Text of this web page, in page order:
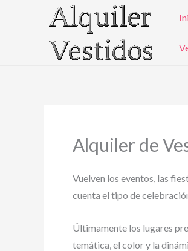
Alquiler de
Vuelven los eventos, las
cuenta el tipo de
Últimamente los lugares
temática, el color y la